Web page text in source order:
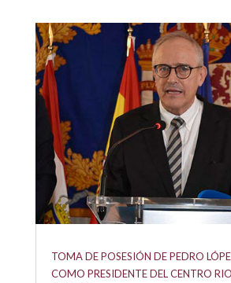
TOMA DE POSESIÓN DE PEDRO
COMO PRESIDENTE DEL CENTRO